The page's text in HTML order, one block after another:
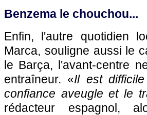
Benzema le chouchou...
Enfin, l'autre quotidien
Marca, souligne aussi le
le Barça, l'avant-centre
entraîneur. «Il est
confiance aveugle et le
rédacteur espagnol,